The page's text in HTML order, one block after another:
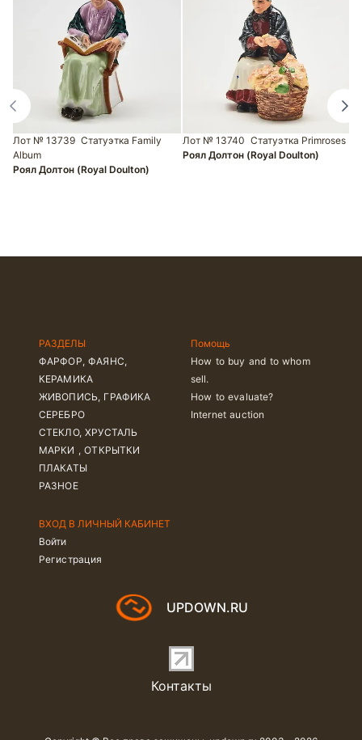
Лот № 13739 Статуэтка Family
Album
Роял Долтон (Royal Doulton)
Лот № 13740 Статуэтка Primroses
Роял Долтон (Royal Doulton)
РАЗДЕЛЫ
ФАРФОР, ФАЯНС,
КЕРАМИКА
ЖИВОПИСЬ, ГРАФИКА
СЕРЕБРО
СТЕКЛО, ХРУСТАЛЬ
МАРКИ , ОТКРЫТКИ
ПЛАКАТЫ
РАЗНОЕ
Помощь
How to buy and to whom
sell.
How to evaluate?
Internet auction
ВХОД В ЛИЧНЫЙ КАБИНЕТ
Войти
Регистрация
UPDOWN.RU
Контакты